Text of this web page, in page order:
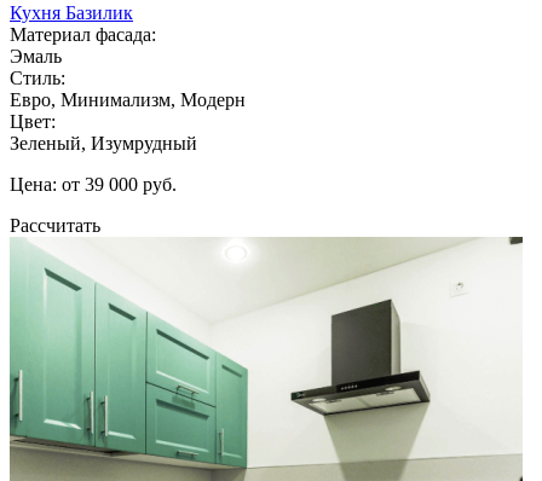
Кухня Базилик
Материал фасада:
Эмаль
Стиль:
Евро, Минимализм, Модерн
Цвет:
Зеленый, Изумрудный
Цена: от 39 000 руб.
Рассчитать